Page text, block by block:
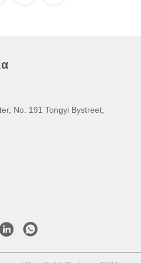
No. 191 Tongyi Bystreet,